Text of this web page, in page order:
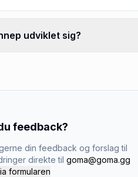
udviklet sig?
feedback?
din feedback og forslag til
direkte til goma@goma.gg
formularen